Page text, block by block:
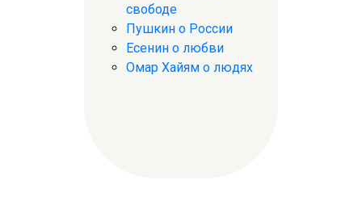
свободе
Пушкин о России
Есенин о любви
Омар Хайям о людях